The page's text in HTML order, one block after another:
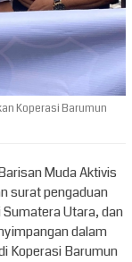
Koperasi Barumun
Muda Aktivis
surat pengaduan
Utara, dan
dalam
Koperasi Barumun